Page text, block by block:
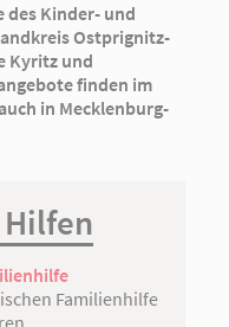
des Kinder- und
Ostprignitz-
Kyritz und
finden im
in Mecklenburg-
Familienhilfe